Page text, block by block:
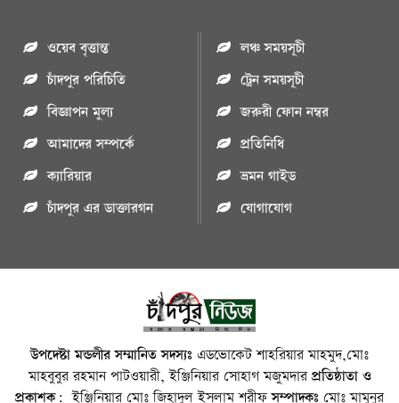
ওয়েব বৃত্তান্ত
চাঁদপুর পরিচিতি
বিজ্ঞাপন মুল্য
আমাদের সম্পর্কে
ক্যারিয়ার
চাঁদপুর এর ডাক্তারগন
লঞ্চ সময়সূচী
ট্রেন সময়সূচী
জরুরী ফোন নম্বর
প্রতিনিধি
ভ্রমন গাইড
যোগাযোগ
উপদেষ্টা মন্ডলীর সম্মানিত সদস্যঃ এডভোকেট শাহরিয়ার মাহমুদ,মোঃ
মাহবুবুর রহমান পাটওয়ারী, ইঞ্জিনিয়ার সোহাগ মজুমদারপ্রতিষ্ঠাতা ও
প্রকাশক: ইঞ্জিনিয়ার মোঃ জিহাদুল ইসলাম শরীফসম্পাদকঃ মোঃ মামুনুর